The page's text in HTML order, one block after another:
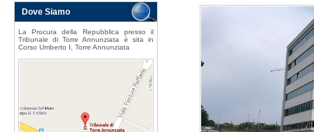
Dove Siamo
La Procura della Repubblica presso il
Tribunale di Torre Annunziata è sita in
Corso Umberto I, Torre Annunziata